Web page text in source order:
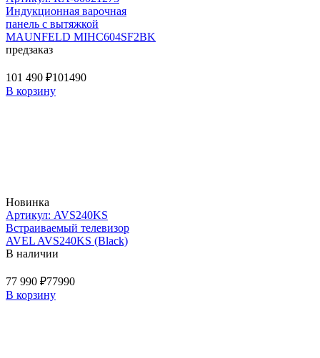
Индукционная варочная
панель с вытяжкой
MAUNFELD MIHC604SF2BK
предзаказ
101 490 ₽101490
В корзину
Новинка
Артикул: AVS240KS
Встраиваемый телевизор
AVEL AVS240KS (Black)
В наличии
77 990 ₽77990
В корзину